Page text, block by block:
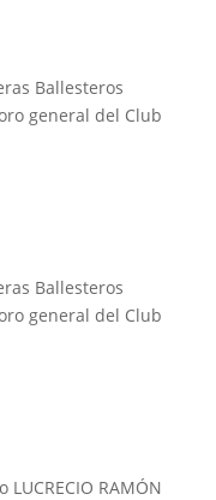
Ballesteros
general del Club
Ballesteros
general del Club
RAMÓN